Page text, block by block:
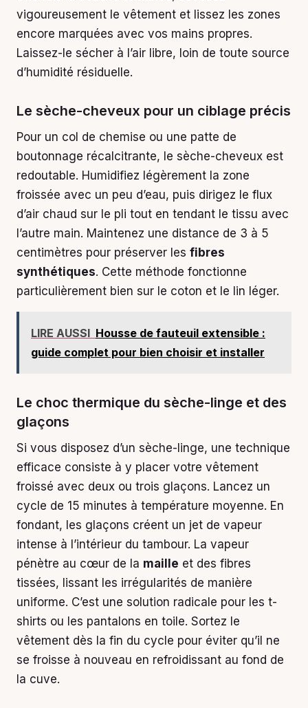
vigoureusement le vêtement et lissez les zones
encore marquées avec vos mains propres.
Laissez-le sécher à l’air libre, loin de toute source
d’humidité résiduelle.
Le sèche-cheveux pour un ciblage précis
Pour un col de chemise ou une patte de
boutonnage récalcitrante, le sèche-cheveux est
redoutable. Humidifiez légèrement la zone
froissée avec un peu d’eau, puis dirigez le flux
d’air chaud sur le pli tout en tendant le tissu avec
l’autre main. Maintenez une distance de 3 à 5
centimètres pour préserver les fibres
synthétiques. Cette méthode fonctionne
particulièrement bien sur le coton et le lin léger.
LIRE AUSSI Housse de fauteuil extensible :
guide complet pour bien choisir et installer
Le choc thermique du sèche-linge et des
glaçons
Si vous disposez d’un sèche-linge, une technique
efficace consiste à y placer votre vêtement
froissé avec deux ou trois glaçons. Lancez un
cycle de 15 minutes à température moyenne. En
fondant, les glaçons créent un jet de vapeur
intense à l’intérieur du tambour. La vapeur
pénètre au cœur de la maille et des fibres
tissées, lissant les irrégularités de manière
uniforme. C’est une solution radicale pour les t-
shirts ou les pantalons en toile. Sortez le
vêtement dès la fin du cycle pour éviter qu’il ne
se froisse à nouveau en refroidissant au fond de
la cuve.